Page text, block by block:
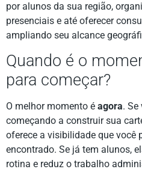
por alunos da sua região,
presenciais e até oferecer
ampliando seu alcance
Quando é o
para começar?
O melhor momento é agora. Se
começando a construir sua
oferece a visibilidade que você
encontrado. Se já tem alunos,
rotina e reduz o trabalho